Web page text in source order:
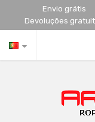
Envio grátis
Devoluções